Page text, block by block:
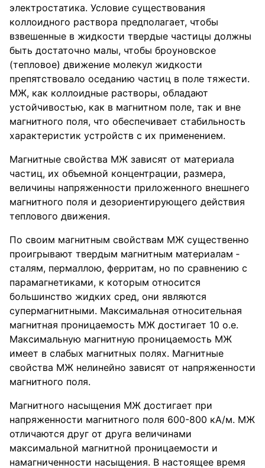
электростатика. Условие существования
коллоидного раствора предполагает, чтобы
взвешенные в жидкости твердые частицы должны
быть достаточно малы, чтобы броуновское
(тепловое) движение молекул жидкости
препятствовало оседанию частиц в поле тяжести.
МЖ, как коллоидные растворы, обладают
устойчивостью, как в магнитном поле, так и вне
магнитного поля, что обеспечивает стабильность
характеристик устройств с их применением.
Магнитные свойства МЖ зависят от материала
частиц, их объемной концентрации, размера,
величины напряженности приложенного внешнего
магнитного поля и дезориентирующего действия
теплового движения.
По своим магнитным свойствам МЖ существенно
проигрывают твердым магнитным материалам ‑
сталям, пермаллою, ферритам, но по сравнению с
парамагнетиками, к которым относится
большинство жидких сред, они являются
супермагнитными. Максимальная относительная
магнитная проницаемость МЖ достигает 10 о.е.
Максимальную магнитную проницаемость МЖ
имеет в слабых магнитных полях. Магнитные
свойства МЖ нелинейно зависят от напряженности
магнитного поля.
Магнитного насыщения МЖ достигает при
напряженности магнитного поля 600-800 кА/м. МЖ
отличаются друг от друга величинами
максимальной магнитной проницаемости и
намагниченности насыщения. В настоящее время